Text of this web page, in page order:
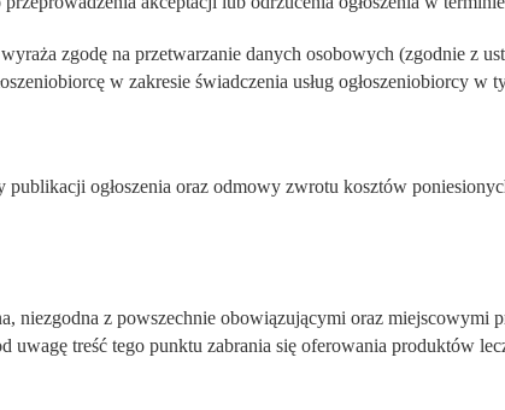
zgodę na przetwarzanie danych osobowych (zgodnie z
w zakresie świadczenia usług ogłoszeniobiorcy w
publikacji ogłoszenia oraz odmowy zwrotu kosztów
niezgodna z powszechnie obowiązującymi oraz miejscowymi
uwagę treść tego punktu zabrania się oferowania produktów